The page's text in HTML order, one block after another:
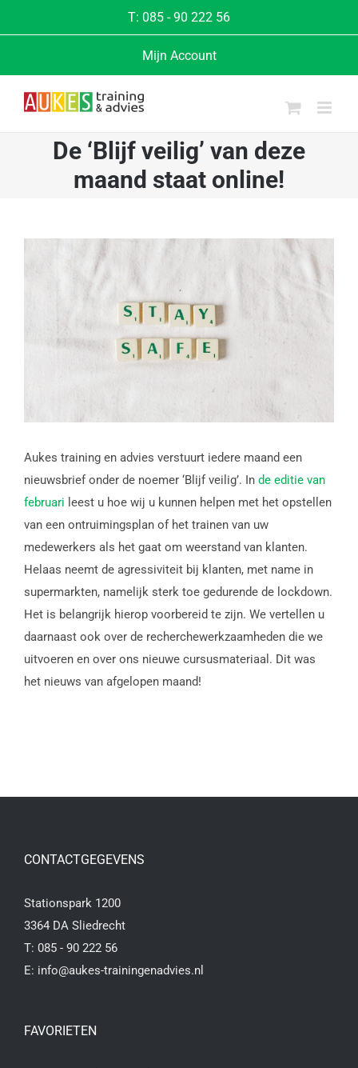
naar
T: 085 - 90 222 56
Mijn Account
De ‘Blijf veilig’ van deze
maand staat online!
grotere
afbeelding
Aukes training en advies verstuurt iedere maand een
nieuwsbrief onder de noemer ‘Blijf veilig’. In de editie van
februari leest u hoe wij u kunnen helpen met het opstellen
van een ontruimingsplan of het trainen van uw
medewerkers als het gaat om weerstand van klanten.
Helaas neemt de agressiviteit bij klanten, met name in
supermarkten, namelijk sterk toe gedurende de lockdown.
Het is belangrijk hierop voorbereid te zijn. We vertellen u
daarnaast ook over de recherchewerkzaamheden die we
uitvoeren en over ons nieuwe cursusmateriaal. Dit was
het nieuws van afgelopen maand!
CONTACTGEGEVENS
Stationspark 1200
3364 DA Sliedrecht
T: 085 - 90 222 56
E: info@aukes-trainingenadvies.nl
FAVORIETEN